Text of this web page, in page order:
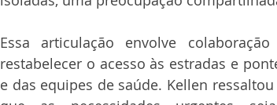
Essa articulação envolve
restabelecer o acesso às estradas e
e das equipes de saúde. Kellen